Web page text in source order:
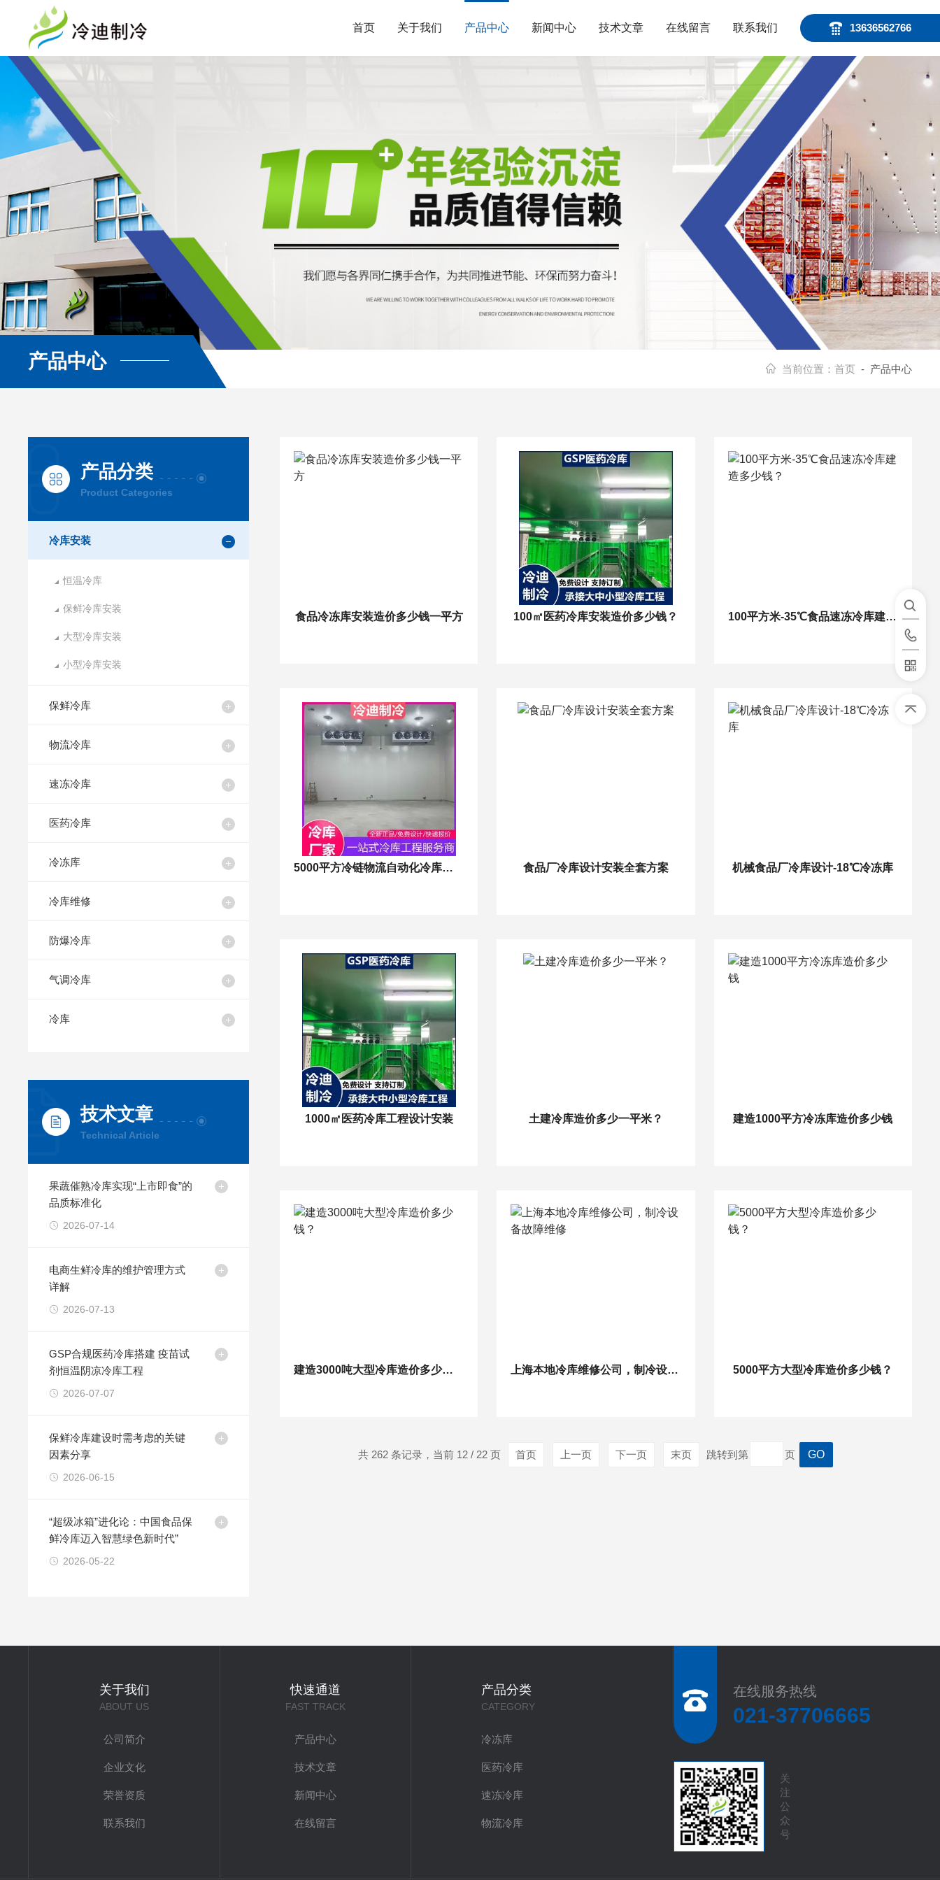
13636562766
首页 关于我们 产品中心 新闻中心 技术文章 在线留言 联系我们
产品中心 当前位置： 首页 - 产品中心
产品分类
Product Categories
冷库安装
恒温冷库
保鲜冷库安装
大型冷库安装
小型冷库安装
保鲜冷库
物流冷库
速冻冷库
医药冷库
冷冻库
冷库维修
防爆冷库
气调冷库
冷库
技术文章
Technical Article
果蔬催熟冷库实现“上市即食”的
品质标准化
2026-07-14
电商生鲜冷库的维护管理方式
详解
2026-07-13
GSP合规医药冷库搭建 疫苗试
剂恒温阴凉冷库工程
2026-07-07
保鲜冷库建设时需考虑的关键
因素分享
2026-06-15
“超级冰箱”进化论：中国食品保
鲜冷库迈入智慧绿色新时代”
2026-05-22
食品冷冻库安装造价多少钱一平方 100㎡医药冷库安装造价多少钱？ 100平方米-35℃食品速冻冷库建造多少钱？
5000平方冷链物流自动化冷库建设 食品厂冷库设计安装全套方案 机械食品厂冷库设计-18℃冷冻库
1000㎡医药冷库工程设计安装 土建冷库造价多少一平米？ 建造1000平方冷冻库造价多少钱
建造3000吨大型冷库造价多少钱？ 上海本地冷库维修公司，制冷设备故障维修 5000平方大型冷库造价多少钱？
共 262 条记录，当前 12 / 22 页 首页 上一页 下一页 末页 跳转到第 页
关于我们
ABOUT US
公司简介
企业文化
荣誉资质
联系我们
快速通道
FAST TRACK
产品中心
技术文章
新闻中心
在线留言
产品分类
CATEGORY
冷冻库
医药冷库
速冻冷库
物流冷库
在线服务热线
021-37706665
关
注
公
众
号